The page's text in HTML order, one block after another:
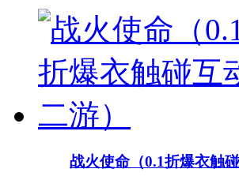
战火使命（0.1折爆衣触